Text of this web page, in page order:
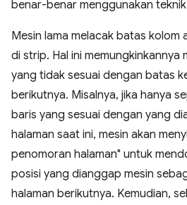
benar-benar menggunakan
Mesin lama melacak batas kolom
di strip. Hal ini
yang tidak sesuai dengan batas
berikutnya. Misalnya, jika hanya
baris yang sesuai dengan yang
halaman saat ini, mesin akan
penomoran halaman" untuk
posisi yang dianggap mesin
halaman berikutnya. Kemudian,